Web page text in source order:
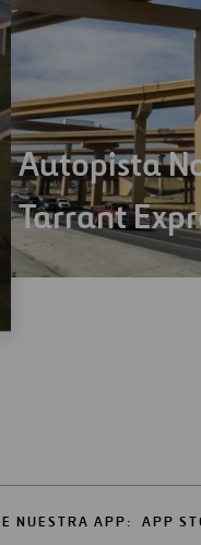
Autopista
Tarrant
NUESTRA APP: APP